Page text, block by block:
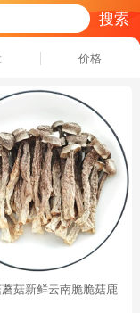
搜索
价格
菇新鲜云南脆脆菇鹿